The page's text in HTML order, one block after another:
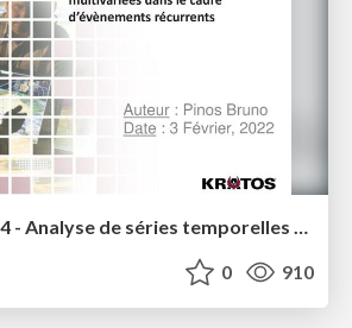
TSFR Edition #14 - Analyse de séries temporelles multivariées dans le cadre d’évènements récurrents de satellites
0 910